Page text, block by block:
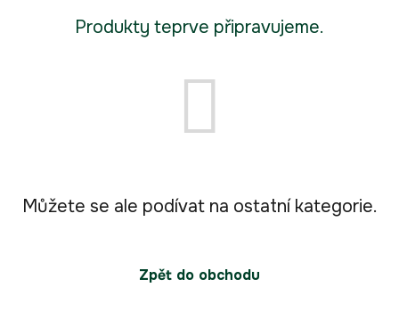
Produkty teprve připravujeme.
Můžete se ale podívat na ostatní kategorie.
Zpět do obchodu